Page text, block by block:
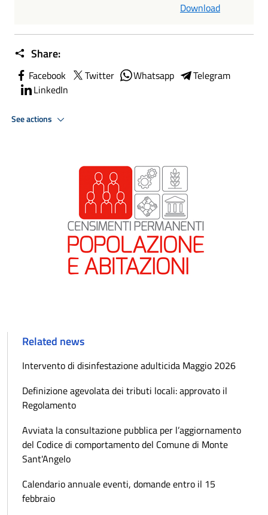
Download
Share:
Facebook Twitter Whatsapp
Telegram
LinkedIn
See actions
Related news
Intervento di disinfestazione adulticida Maggio 2026
Definizione agevolata dei tributi locali: approvato il
Regolamento
Avviata la consultazione pubblica per l’aggiornamento
del Codice di comportamento del Comune di Monte
Sant'Angelo
Calendario annuale eventi, domande entro il 15
febbraio